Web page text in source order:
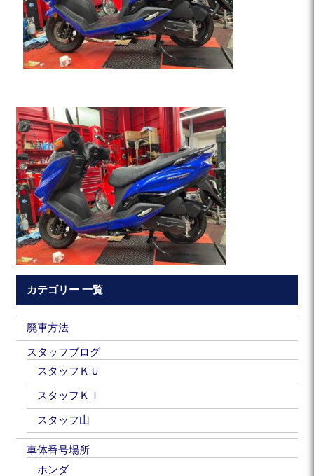
カテゴリー 一覧
廃車方法
スタッフブログ
スタッフＫＵ
スタッフＫＩ
スタッフ山
車体番号場所
ホンダ